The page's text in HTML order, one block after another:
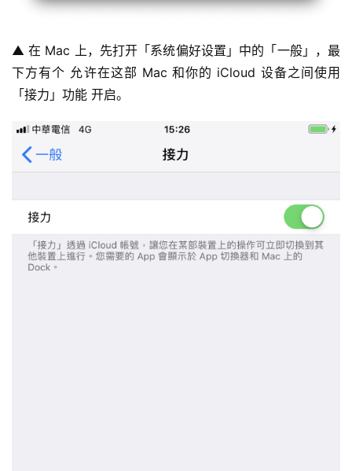
▲ 在 Mac 上，先打开「系统偏好设置」中的「一般」，最
下方有个 允许在这部 Mac 和你的 iCloud 设备之间使用
「接力」功能 开启。